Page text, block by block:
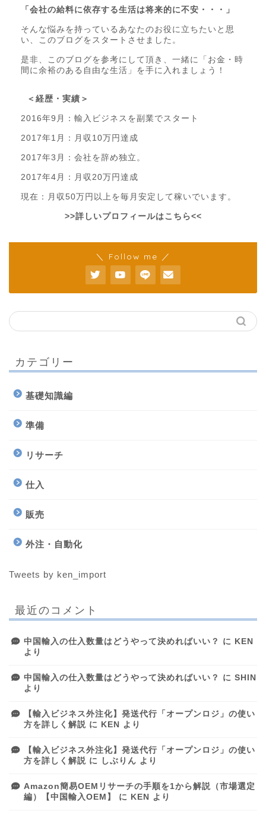
「会社の給料に依存する生活は将来的に不安・・・」
そんな悩みを持っているあなたのお役に立ちたいと思
い、このブログをスタートさせました。
是非、このブログを参考にして頂き、一緒に「お金・時
間に余裕のある自由な生活」を手に入れましょう！
＜経歴・実績＞
2016年9月：輸入ビジネスを副業でスタート
2017年1月：月収10万円達成
2017年3月：会社を辞め独立。
2017年4月：月収20万円達成
現在：月収50万円以上を毎月安定して稼いでいます。
>>詳しいプロフィールはこちら<<
＼ Follow me ／
カテゴリー
基礎知識編
準備
リサーチ
仕入
販売
外注・自動化
Tweets by ken_import
最近のコメント
中国輸入の仕入数量はどうやって決めればいい？ に KEN
より
中国輸入の仕入数量はどうやって決めればいい？ に SHIN
より
【輸入ビジネス外注化】発送代行「オープンロジ」の使い
方を詳しく解説 に KEN より
【輸入ビジネス外注化】発送代行「オープンロジ」の使い
方を詳しく解説 に しぶりん より
Amazon簡易OEMリサーチの手順を1から解説（市場選定
編）【中国輸入OEM】
に KEN より